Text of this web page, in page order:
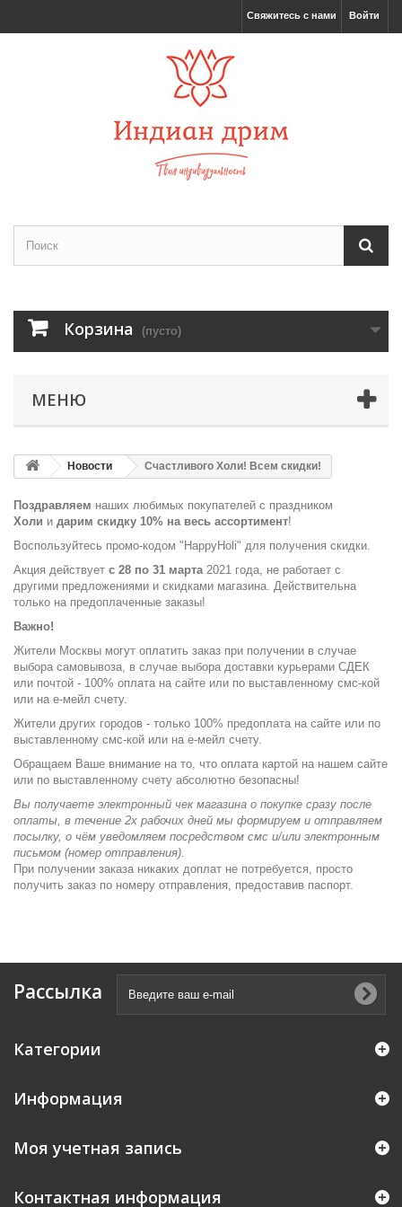
Войти
Свяжитесь с нами
Корзина (пусто)
МЕНЮ
Новости Счастливого Холи! Всем скидки!
Поздравляем наших любимых покупателей с праздником
Холи и дарим скидку 10% на весь ассортимент!
Воспользуйтесь промо-кодом "HappyHoli" для получения скидки.
Акция действует с 28 по 31 марта2021 года, не работает с
другими предложениями и скидками магазина. Действительна
только на предоплаченные заказы!
Важно!
Жители Москвы могут оплатить заказ при получении в случае
выбора самовывоза, в случае выбора доставки курьерами СДЕК
или почтой - 100% оплата на сайте или по выставленному смс-кой
или на е-мейл счету.
Жители других городов - только 100% предоплата на сайте или по
выставленному смс-кой или на е-мейл счету.
Обращаем Ваше внимание на то, что оплата картой на нашем сайте
или по выставленному счету абсолютно безопасны!
Вы получаете электронный чек магазина о покупке сразу после
оплаты, в течение 2х рабочих дней мы формируем и отправляем
посылку, о чём уведомляем посредством смс и/или электронным
письмом (номер отправления).
При получении заказа никаких доплат не потребуется, просто
получить заказ по номеру отправления, предоставив паспорт.
Рассылка
Категории
Информация
Моя учетная запись
Контактная информация